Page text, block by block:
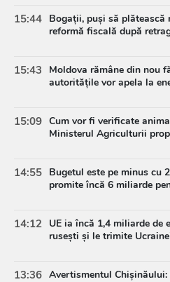
15:44 Bogații, puși să plătească
reformă fiscală după
15:43
Moldova rămâne din nou
autoritățile vor apela la
15:09 Cum vor fi verificate
Ministerul Agriculturii
14:55 Bugetul este pe minus cu
promite încă 6 miliarde
14:12 UE ia încă 1,4 miliarde
rusești și le trimite
13:36 Avertismentul Chișinăului: